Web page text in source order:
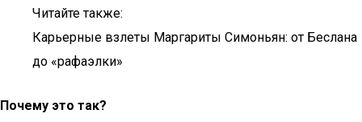
Читайте также:
Карьерные взлеты Маргариты Симоньян: от Беслана
до «рафаэлки»
Почему это так?